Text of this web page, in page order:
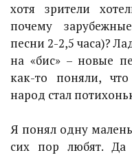
хотя зрители
почему
песни 2-2,5 часа)?
на «бис» – новые
как-то поняли,
народ стал
Я понял одну
сих пор любят. Да